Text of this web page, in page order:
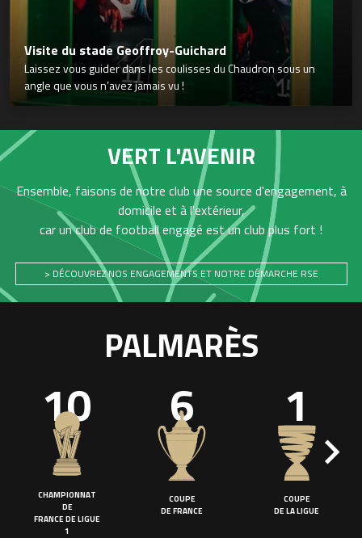
Visite du stade Geoffroy-Guichard
Laissez vous guider dans les coulisses du Chaudron sous un
angle que vous n’avez jamais vu !
VERT L'AVENIR
Ensemble, faisons de notre club une source d'engagement, à
domicile et à l'extérieur,
car un club de football engagé est un club plus fort !
> DÉCOUVREZ NOS ENGAGEMENTS ET NOTRE DÉMARCHE RSE
PALMARÈS
10
CHAMPIONNAT
DE
FRANCE DE LIGUE
1
6
COUPE
DE FRANCE
1
COUPE
DE LA LIGUE